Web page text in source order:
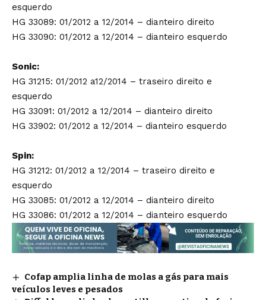
esquerdo
HG 33089: 01/2012 a 12/2014 – dianteiro direito
HG 33090: 01/2012 a 12/2014 – dianteiro esquerdo
Sonic:
HG 31215: 01/2012 a12/2014 – traseiro direito e
esquerdo
HG 33091: 01/2012 a 12/2014 – dianteiro direito
HG 33902: 01/2012 a 12/2014 – dianteiro esquerdo
Spin:
HG 31212: 01/2012 a 12/2014 – traseiro direito e
esquerdo
HG 33085: 01/2012 a 12/2014 – dianteiro direito
HG 33086: 01/2012 a 12/2014 – dianteiro esquerdo
Cofap amplia linha de molas a gás para mais
veículos leves e pesados